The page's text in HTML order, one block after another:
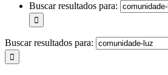
Buscar resultados para:
Buscar resultados para: